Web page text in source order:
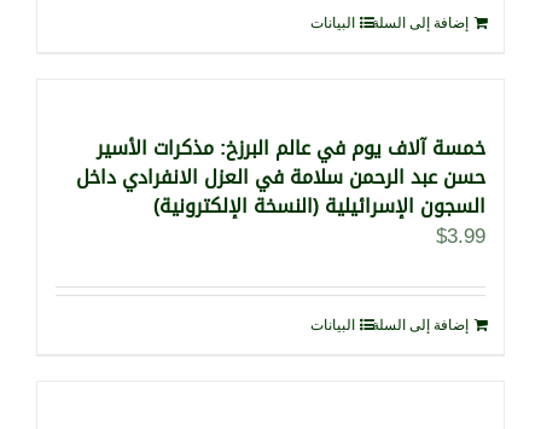
إضافة إلى السلة البيانات
خمسة آلاف يوم في عالم البرزخ: مذكرات الأسير
حسن عبد الرحمن سلامة في العزل الانفرادي داخل
السجون الإسرائيلية (النسخة الإلكترونية)
$3.99
إضافة إلى السلة البيانات